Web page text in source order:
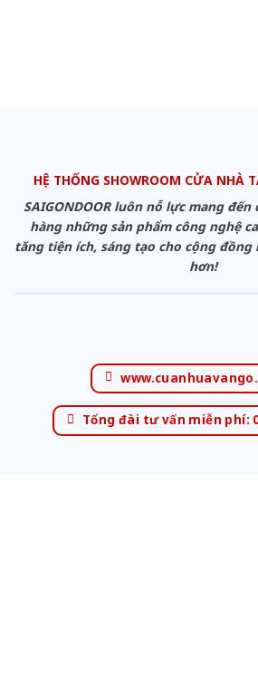
HỆ THỐNG SHOWROOM CỬA NHÀ
SAIGONDOOR luôn nỗ lực mang
hàng những sản phẩm công nghệ
tăng tiện ích, sáng tạo cho cộng
hơn!
Tổng đài tư vấn miễn phí: